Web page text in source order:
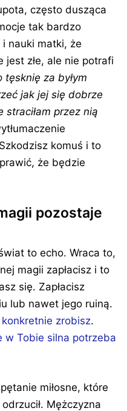
często dusząca
tak bardzo
i nauki matki, że
jest złe, ale nie potrafi
tęsknię za byłym
jak jej się dobrze
straciłam przez nią
komuś i to
że będzie
pozostaje
to echo. Wraca to,
magii zapłacisz i to
się. Zapłacisz
lub nawet jego ruiną.
zrobisz.
w Tobie silna potrzeba
miłosne, które
Mężczyzna